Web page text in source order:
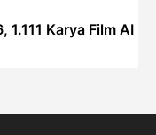
Karya Film AI